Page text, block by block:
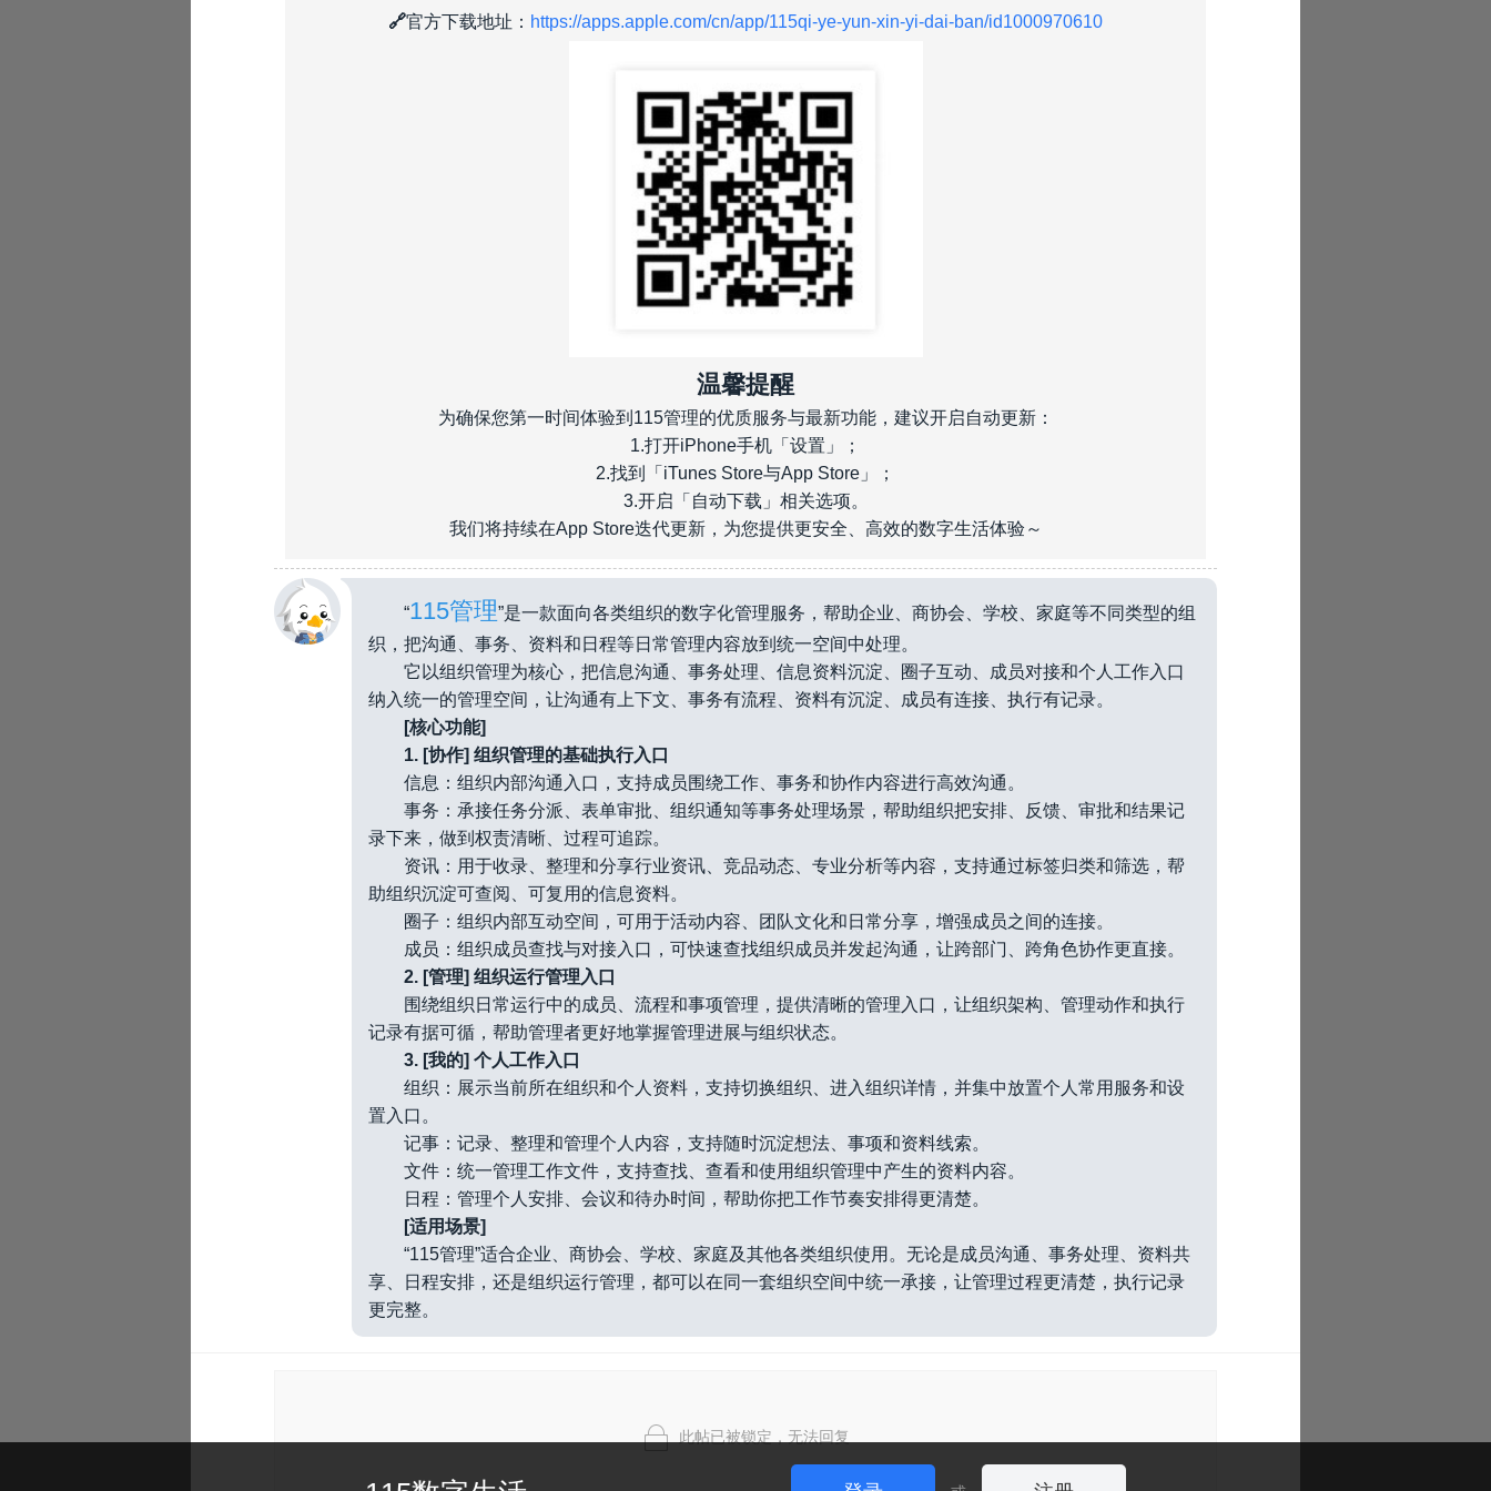
🔗官方下载地址： https://apps.apple.com/cn/app/115qi-ye-yun-xin-yi-dai-ban/id1000970610
温馨提醒
为确保您第一时间体验到115管理的优质服务与最新功能，建议开启自动更新：
1.打开iPhone手机「设置」；
2.找到「iTunes Store与App Store」；
3.开启「自动下载」相关选项。
我们将持续在App Store迭代更新，为您提供更安全、高效的数字生活体验～
“115管理”是一款面向各类组织的数字化管理服务，帮助企业、商协会、学校、家庭等不同类型的组
织，把沟通、事务、资料和日程等日常管理内容放到统一空间中处理。
它以组织管理为核心，把信息沟通、事务处理、信息资料沉淀、圈子互动、成员对接和个人工作入口
纳入统一的管理空间，让沟通有上下文、事务有流程、资料有沉淀、成员有连接、执行有记录。
[核心功能]
1. [协作] 组织管理的基础执行入口
信息：组织内部沟通入口，支持成员围绕工作、事务和协作内容进行高效沟通。
事务：承接任务分派、表单审批、组织通知等事务处理场景，帮助组织把安排、反馈、审批和结果记
录下来，做到权责清晰、过程可追踪。
资讯：用于收录、整理和分享行业资讯、竞品动态、专业分析等内容，支持通过标签归类和筛选，帮
助组织沉淀可查阅、可复用的信息资料。
圈子：组织内部互动空间，可用于活动内容、团队文化和日常分享，增强成员之间的连接。
成员：组织成员查找与对接入口，可快速查找组织成员并发起沟通，让跨部门、跨角色协作更直接。
2. [管理] 组织运行管理入口
围绕组织日常运行中的成员、流程和事项管理，提供清晰的管理入口，让组织架构、管理动作和执行
记录有据可循，帮助管理者更好地掌握管理进展与组织状态。
3. [我的] 个人工作入口
组织：展示当前所在组织和个人资料，支持切换组织、进入组织详情，并集中放置个人常用服务和设
置入口。
记事：记录、整理和管理个人内容，支持随时沉淀想法、事项和资料线索。
文件：统一管理工作文件，支持查找、查看和使用组织管理中产生的资料内容。
日程：管理个人安排、会议和待办时间，帮助你把工作节奏安排得更清楚。
[适用场景]
“115管理”适合企业、商协会、学校、家庭及其他各类组织使用。无论是成员沟通、事务处理、资料共
享、日程安排，还是组织运行管理，都可以在同一套组织空间中统一承接，让管理过程更清楚，执行记录
更完整。
此帖已被锁定，无法回复